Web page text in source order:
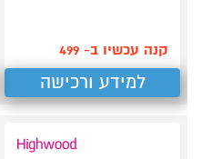
קנה עכשיו ב- 499
למידע ורכישה